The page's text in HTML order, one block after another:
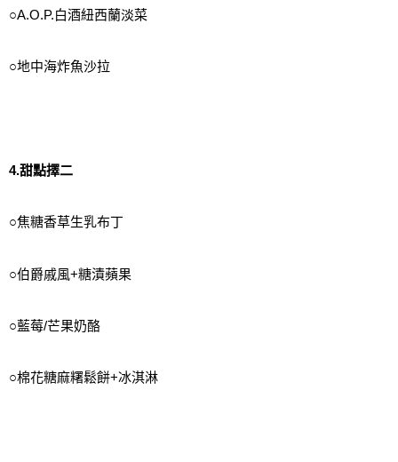
○A.O.P.白酒紐西蘭淡菜
○地中海炸魚沙拉
4.甜點擇二
○焦糖香草生乳布丁
○伯爵戚風+糖漬蘋果
○藍莓/芒果奶酪
○棉花糖麻糬鬆餅+冰淇淋